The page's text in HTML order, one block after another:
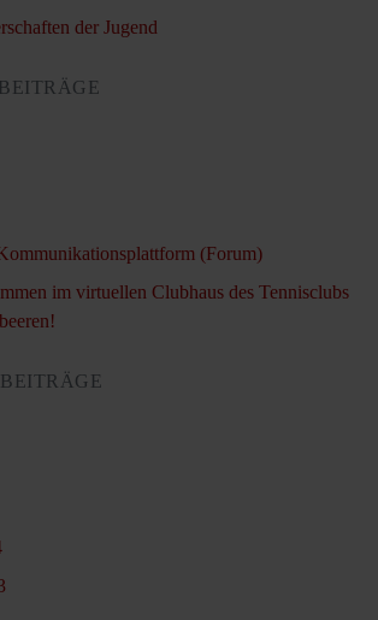
der Jugend
(Forum)
im virtuellen Clubhaus des Tennisclubs